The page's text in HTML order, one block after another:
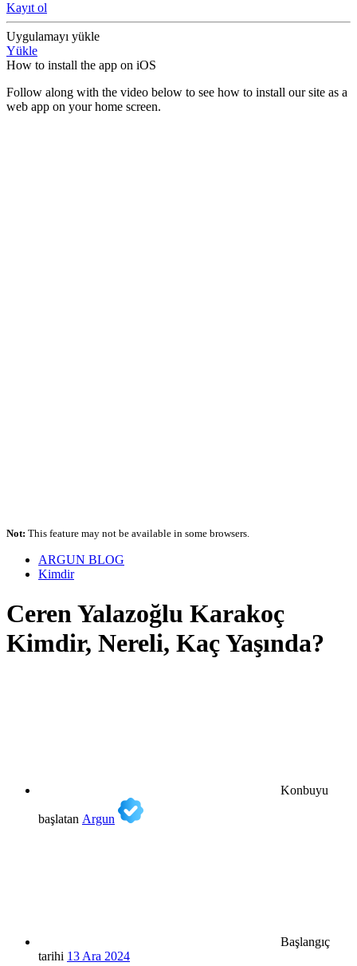
Kayıt ol
Uygulamayı yükle
Yükle
How to install the app on iOS
Follow along with the video below to see how to install our site as a
web app on your home screen.
Not: This feature may not be available in some browsers.
ARGUN BLOG
Kimdir
Ceren Yalazoğlu Karakoç
Kimdir, Nereli, Kaç Yaşında?
Konbuyu
başlatan Argun
Başlangıç
tarihi 13 Ara 2024